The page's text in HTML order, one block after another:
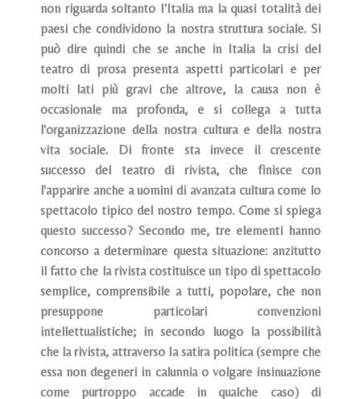
non riguarda soltanto I'Italia ma la quasi totalità dei
paesi che condividono la nostra struttura sociale. Si
può dire quindi che se anche in Italia la crisi del
teatro di prosa presenta aspetti particolari e per
molti lati più gravi che altrove, la causa non è
occasionale ma profonda, e si collega a tutta
l'organizzazione della nostra cultura e della nostra
vita sociale. Di fronte sta invece il crescente
successo del teatro di rivista, che finisce con
l'apparire anche a uomini di avanzata cultura come lo
spettacolo tipico del nostro tempo. Come si spiega
questo successo? Secondo me, tre elementi hanno
concorso a determinare questa situazione: anzitutto
il fatto che la rivista costituisce un tipo di spettacolo
semplice, comprensibile a tutti, popolare, che non
presuppone particolari convenzioni
intellettualistiche; in secondo luogo la possibilità
che la rivista, attraverso Ia satira politica (sempre che
essa non degeneri in calunnia o volgare insinuazione
come purtroppo accade in qualche caso) di